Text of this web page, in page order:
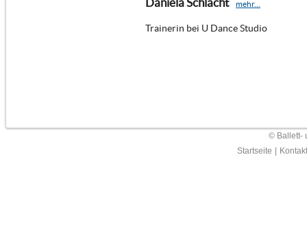
mehr...
Trainerin bei U Dance Studio
© Ballett-
Startseite
Kontakt